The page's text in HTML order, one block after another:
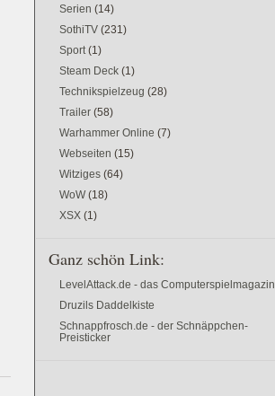
Serien (14)
SothiTV (231)
Sport (1)
Steam Deck (1)
Technikspielzeug (28)
Trailer (58)
Warhammer Online (7)
Webseiten (15)
Witziges (64)
WoW (18)
XSX (1)
Ganz schön Link:
LevelAttack.de - das Computerspielmagazin
Druzils Daddelkiste
Schnappfrosch.de - der Schnäppchen-
Preisticker